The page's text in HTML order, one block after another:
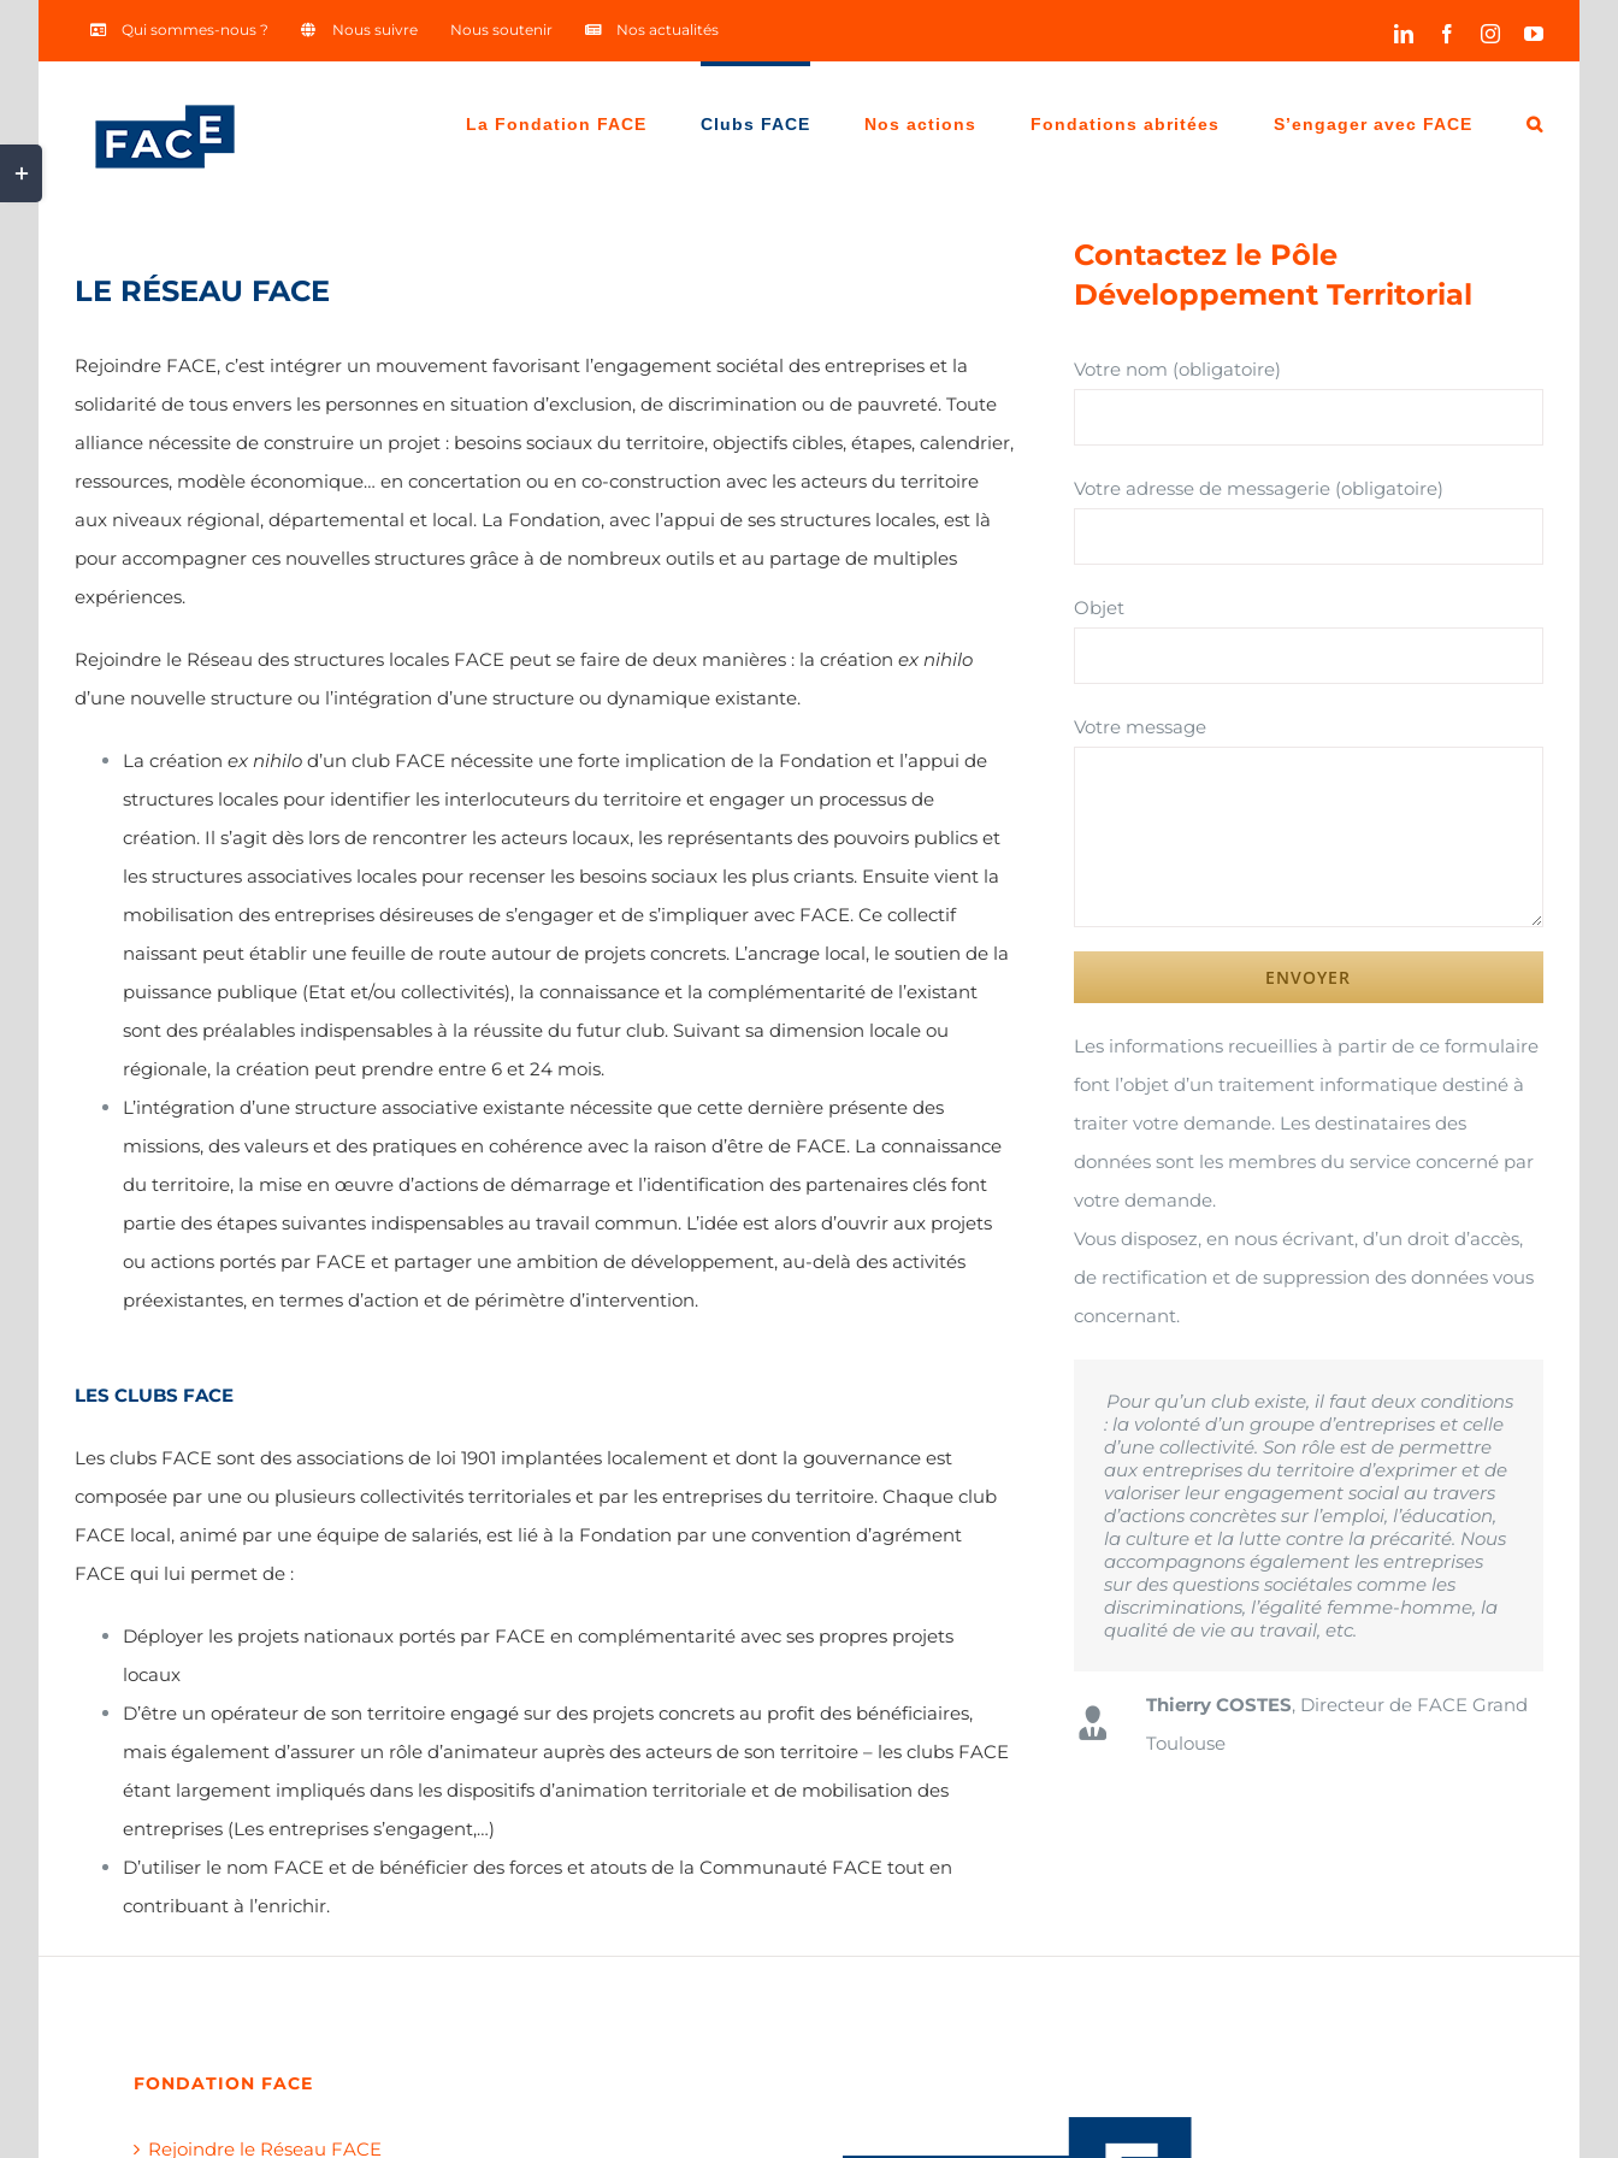
Qui sommes-nous ? Nous suivre Nous soutenir Nos actualités LinkedInFacebookInstagramYouTube
La Fondation FACE Clubs FACE Nos actions Fondations abritées S’engager avec FACE
LE RÉSEAU FACE
Rejoindre FACE, c’est intégrer un mouvement favorisant l’engagement sociétal des entreprises et la
solidarité de tous envers les personnes en situation d’exclusion, de discrimination ou de pauvreté. Toute
alliance nécessite de construire un projet : besoins sociaux du territoire, objectifs cibles, étapes, calendrier,
ressources, modèle économique… en concertation ou en co-construction avec les acteurs du territoire
aux niveaux régional, départemental et local. La Fondation, avec l’appui de ses structures locales, est là
pour accompagner ces nouvelles structures grâce à de nombreux outils et au partage de multiples
expériences.
Rejoindre le Réseau des structures locales FACE peut se faire de deux manières : la création ex nihilo
d’une nouvelle structure ou l’intégration d’une structure ou dynamique existante.
La création ex nihilo d’un club FACE nécessite une forte implication de la Fondation et l’appui de
structures locales pour identifier les interlocuteurs du territoire et engager un processus de
création. Il s’agit dès lors de rencontrer les acteurs locaux, les représentants des pouvoirs publics et
les structures associatives locales pour recenser les besoins sociaux les plus criants. Ensuite vient la
mobilisation des entreprises désireuses de s’engager et de s’impliquer avec FACE. Ce collectif
naissant peut établir une feuille de route autour de projets concrets. L’ancrage local, le soutien de la
puissance publique (Etat et/ou collectivités), la connaissance et la complémentarité de l’existant
sont des préalables indispensables à la réussite du futur club. Suivant sa dimension locale ou
régionale, la création peut prendre entre 6 et 24 mois.
L’intégration d’une structure associative existante nécessite que cette dernière présente des
missions, des valeurs et des pratiques en cohérence avec la raison d’être de FACE. La connaissance
du territoire, la mise en œuvre d’actions de démarrage et l’identification des partenaires clés font
partie des étapes suivantes indispensables au travail commun. L’idée est alors d’ouvrir aux projets
ou actions portés par FACE et partager une ambition de développement, au-delà des activités
préexistantes, en termes d’action et de périmètre d’intervention.
LES CLUBS FACE
Les clubs FACE sont des associations de loi 1901 implantées localement et dont la gouvernance est
composée par une ou plusieurs collectivités territoriales et par les entreprises du territoire. Chaque club
FACE local, animé par une équipe de salariés, est lié à la Fondation par une convention d’agrément
FACE qui lui permet de :
Déployer les projets nationaux portés par FACE en complémentarité avec ses propres projets
locaux
D’être un opérateur de son territoire engagé sur des projets concrets au profit des bénéficiaires,
mais également d’assurer un rôle d’animateur auprès des acteurs de son territoire – les clubs FACE
étant largement impliqués dans les dispositifs d’animation territoriale et de mobilisation des
entreprises (Les entreprises s’engagent,…)
D’utiliser le nom FACE et de bénéficier des forces et atouts de la Communauté FACE tout en
contribuant à l’enrichir.
Contactez le Pôle
Développement Territorial
Votre nom (obligatoire)
Votre adresse de messagerie (obligatoire)
Objet
Votre message
Les informations recueillies à partir de ce formulaire
font l’objet d’un traitement informatique destiné à
traiter votre demande. Les destinataires des
données sont les membres du service concerné par
votre demande.
Vous disposez, en nous écrivant, d’un droit d’accès,
de rectification et de suppression des données vous
concernant.
Pour qu’un club existe, il faut deux conditions
: la volonté d’un groupe d’entreprises et celle
d’une collectivité. Son rôle est de permettre
aux entreprises du territoire d’exprimer et de
valoriser leur engagement social au travers
d’actions concrètes sur l’emploi, l’éducation,
la culture et la lutte contre la précarité. Nous
accompagnons également les entreprises
sur des questions sociétales comme les
discriminations, l’égalité femme-homme, la
qualité de vie au travail, etc.
Thierry COSTES, Directeur de FACE Grand
Toulouse
FONDATION FACE
Rejoindre le Réseau FACE
Toggle
Sliding